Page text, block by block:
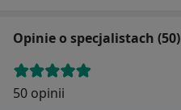
Opinie o specjalistach (50)
50 opinii